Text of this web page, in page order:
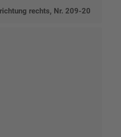
rechts, Nr. 209-20